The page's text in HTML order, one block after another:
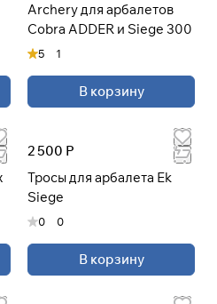
Archery для арбалетов
Cobra ADDER и Siege 300
5 1
В корзину
2 500 Р
Тросы для арбалета Ek
Siege
0 0
В корзину